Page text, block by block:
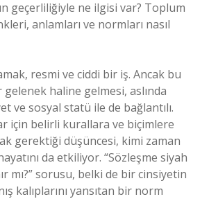
geçerliliğiyle ne ilgisi var? Toplum
anlamları ve normları nasıl
resmi ve ciddi bir iş. Ancak bu
haline gelmesi, aslında
ve sosyal statü ile de bağlantılı.
için belirli kurallara ve biçimlere
gerektiği düşüncesi, kimi zaman
da etkiliyor. “Sözleşme siyah
mı?” sorusu, belki de bir cinsiyetin
kalıplarını yansıtan bir norm